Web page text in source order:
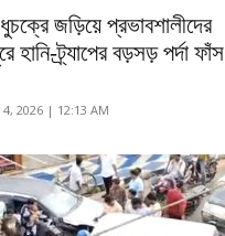
জড়িয়ে প্রভাবশালীদের
হানি-ট্র্যাপের বড়সড় পর্দা ফাঁস
2026 | 12:13 AM